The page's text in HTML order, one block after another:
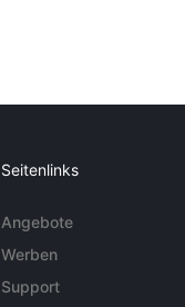
Seitenlinks
Angebote
Werben
Support